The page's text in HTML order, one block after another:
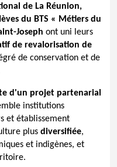
de La Réunion,
du BTS « Métiers du
Joseph ont uni leurs
de revalorisation de
de conservation et de
d'un projet partenarial
institutions
et établissement
plus diversifiée,
et indigènes, et